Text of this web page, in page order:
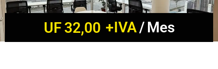
¡COTIZA AQUÍ!
UF 32,00 +IVA/ Mes